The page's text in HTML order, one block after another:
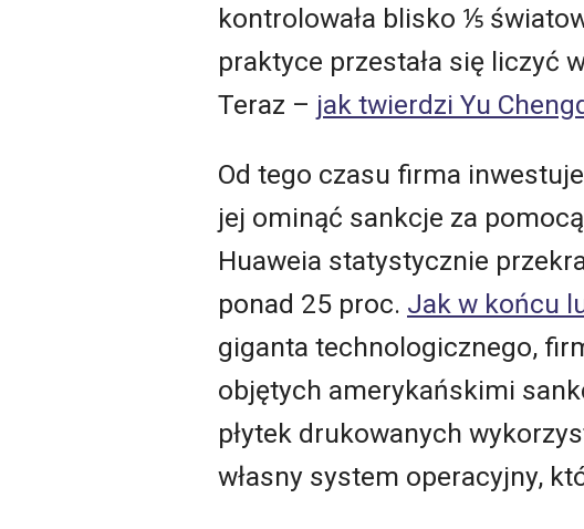
kontrolowała blisko ⅕
praktyce przestała się liczyć
Teraz – jak twierdzi Yu
Od tego czasu firma
jej ominąć sankcje za
Huaweia statystycznie
ponad 25 proc. Jak w końcu
giganta technologicznego,
objętych amerykańskimi
płytek drukowanych
własny system operacyjny,